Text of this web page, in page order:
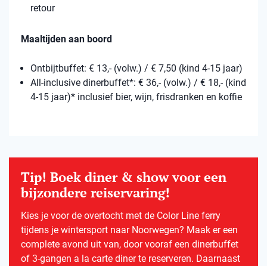
retour
Maaltijden aan boord
Ontbijtbuffet: € 13,- (volw.) / € 7,50 (kind 4-15 jaar)
All-inclusive dinerbuffet*: € 36,- (volw.) / € 18,- (kind
4-15 jaar)* inclusief bier, wijn, frisdranken en koffie
Tip! Boek diner & show voor een
bijzondere reiservaring!
Kies je voor de overtocht met de Color Line ferry
tijdens je wintersport naar Noorwegen? Maak er een
complete avond uit van, door vooraf een dinerbuffet
of 3-gangen a la carte diner te reserveren. Daarnaast